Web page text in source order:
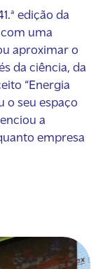
edição da
com uma
aproximar o
da ciência, da
“Energia
o seu espaço
a
empresa